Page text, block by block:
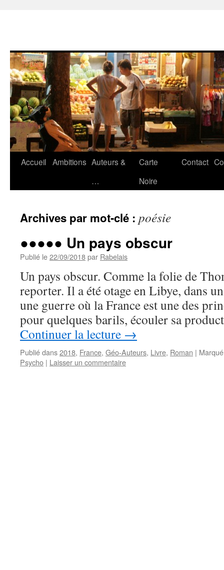
Aller
Accueil Ambitions Auteurs &
…
Carte
Noire
Contact
Archives par mot-clé : poésie
●●●●● Un pays obscur
Publié le22/09/2018par Rabelais
Un pays obscur. Comme la folie de
reporter. Il a été otage en Libye, dans
une guerre où la France est une des
pour quelques barils, écouler sa
Continuer la lecture →
Publié dans2018, France, Géo-Auteurs, Livre, Roman |
Psycho | Laisser un commentaire